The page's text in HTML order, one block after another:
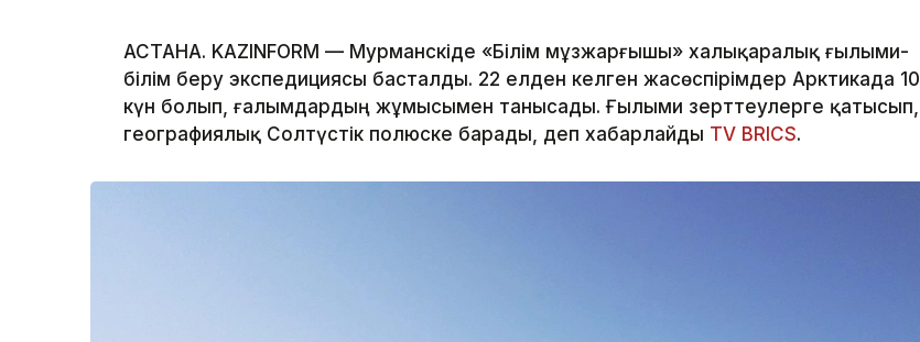
АСТАНА. KAZINFORM — Мурманскіде «Білім мұзжарғышы» халықаралық ғылыми-
білім беру экспедициясы басталды. 22 елден келген жасөспірімдер Арктикада 10
күн болып, ғалымдардың жұмысымен танысады. Ғылыми зерттеулерге қатысып,
географиялық Солтүстік полюске барады, деп хабарлайды TV BRICS.